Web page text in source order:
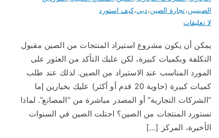
،تجارة الصين،دبي،كيف استورد
تعليقات
أن يكون مشروع استيراد المنتجات من الصين مقبول
وبكميات كبيرة، لكن عليك التأكد من العثور على
المناسب عند الاستيراد من الصين. لذلك عند طلب
كميات كبيرة (حاوية 20 قدم أو أكثر) عليك بخيارين إما
التجارية” أو المصدر مباشرة من “المصانع”. لماذا
المنتجات من الصين؟ احتلت الصين في السنوات
المركز […]